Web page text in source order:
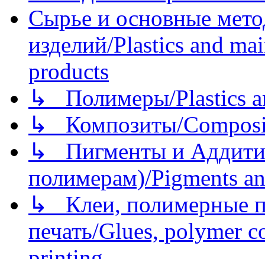
Сырье и основные
изделий/Plastics and
products
↳ Полимеры/Plastics
↳ Композиты/
↳ Пигменты и
полимерам)/Pigments
↳ Клеи, полимерные
печать/Glues, polymer